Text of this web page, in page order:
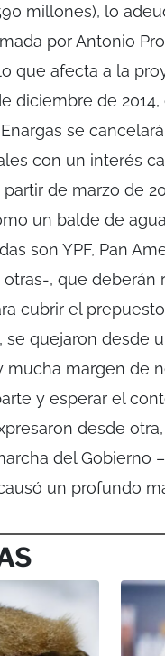
millones), lo
por Antonio
que afecta a la
diciembre de
se
con un interés
de marzo de
un balde de
son YPF, Pan
, que deberán
cubrir el
se quejaron desde
mucha margen de
y esperar el
desde
del Gobierno
un profundo